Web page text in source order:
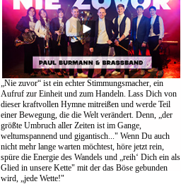
„Nie zuvor“ ist ein echter Stimmungsmacher, ein
Aufruf zur Einheit und zum Handeln. Lass Dich von
dieser kraftvollen Hymne mitreißen und werde Teil
einer Bewegung, die die Welt verändert. Denn, „der
größte Umbruch aller Zeiten ist im Gange,
weltumspannend und gigantisch..." Wenn Du auch
nicht mehr lange warten möchtest, höre jetzt rein,
spüre die Energie des Wandels und „reih‘ Dich ein als
Glied in unsere Kette" mit der das Böse gebunden
wird, „jede Wette!"